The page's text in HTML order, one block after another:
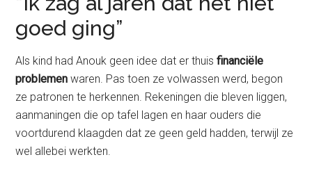
goed ging”
Als kind had Anouk geen idee dat er thuisfinanciële
problemenwaren. Pas toen ze volwassen werd, begon
ze patronen te herkennen. Rekeningen die bleven liggen,
aanmaningen die op tafel lagen en haar ouders die
voortdurend klaagden dat ze geen geld hadden, terwijl ze
wel allebei werkten.